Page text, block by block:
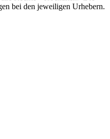
bei den jeweiligen Urhebern.